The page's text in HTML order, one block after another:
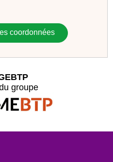
coordonnées
groupe